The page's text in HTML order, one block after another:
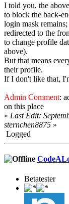
I told you, the
to block the back-
login mask
redirected to the
to change profile
above).
But that means
their profile.
If I don't like that,
Admin Comment:
on this place
« Last Edit:
sternchen8875 »
Logged
Betatester